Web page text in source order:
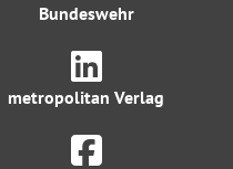
Bundeswehr
metropolitan Verlag